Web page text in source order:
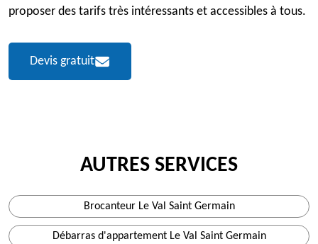
proposer des tarifs très intéressants et accessibles à tous.
Devis gratuit
AUTRES SERVICES
Brocanteur Le Val Saint Germain
Débarras d'appartement Le Val Saint Germain